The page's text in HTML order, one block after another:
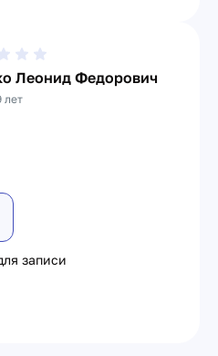
Леонид Федорович
лет
записи